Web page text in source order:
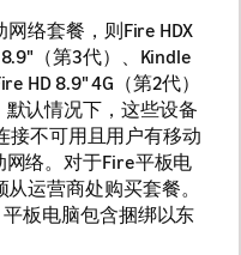
络套餐，则Fire HDX
（第3代）、Kindle
HD 8.9" 4G（第2代）
认情况下，这些设备
接不可用且用户有移动
络。对于Fire平板电
运营商处购买套餐。
平板电脑包含捆绑以东